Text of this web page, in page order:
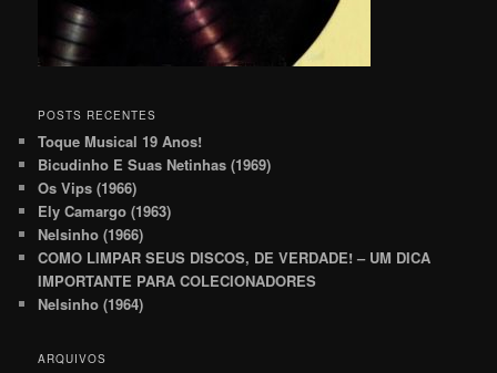
POSTS RECENTES
Toque Musical 19 Anos!
Bicudinho E Suas Netinhas (1969)
Os Vips (1966)
Ely Camargo (1963)
Nelsinho (1966)
COMO LIMPAR SEUS DISCOS, DE VERDADE! – UM DICA
IMPORTANTE PARA COLECIONADORES
Nelsinho (1964)
ARQUIVOS